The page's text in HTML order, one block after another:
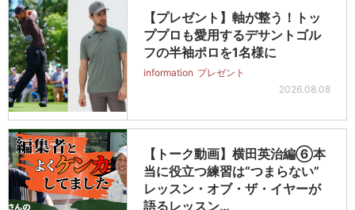
【プレゼント】軸が整う！トッ
ププロも愛用するデサントゴル
フの半袖ポロを1名様に
information プレゼント
2026.08.08
【トーク動画】横田英治編⑥本
当に役立つ練習は“つまらない”
レッスン・オブ・ザ・イヤーが
語るレッスン…